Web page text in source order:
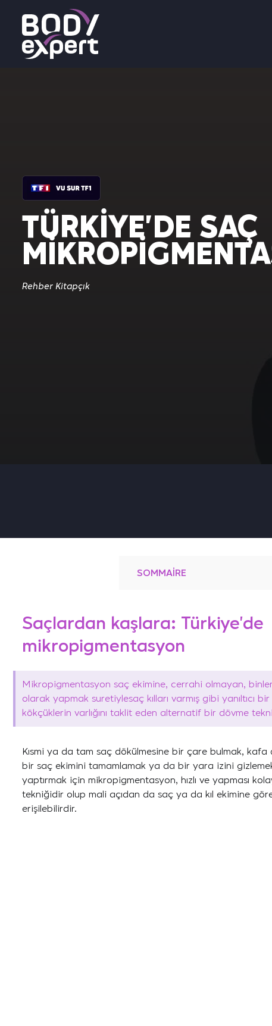
TÜRKIYE'DE SAÇ
Rehber Kitapçık
SOMMAIRE
Saçlardan kaşlara: Türkiye'de
mikropigmentasyon
Mikropigmentasyon saç ekimine, cerrahi olmayan,
olarak yapmak suretiylesaç kılları varmış gibi yanıltıcı
kökçüklerin varlığını taklit eden alternatif bir dövme
Kısmi ya da tam saç dökülmesine bir çare bulmak, kafa
bir saç ekimini tamamlamak ya da bir yara izini
yaptırmak için mikropigmentasyon, hızlı ve yapması
tekniğidir olup mali açıdan da saç ya da kıl ekimine
erişilebilirdir.